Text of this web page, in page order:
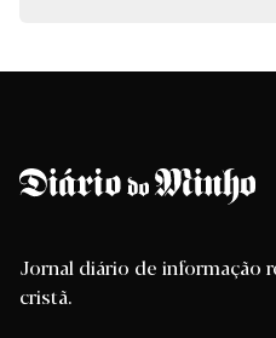
Jornal diário de informação
cristã.